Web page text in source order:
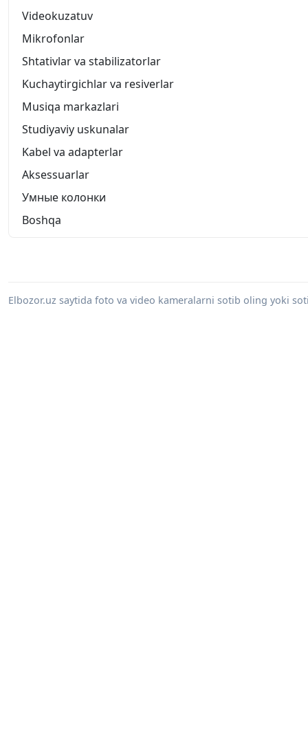
Videokuzatuv
Mikrofonlar
Shtativlar va stabilizatorlar
Kuchaytirgichlar va resiverlar
Musiqa markazlari
Studiyaviy uskunalar
Kabel va adapterlar
Aksessuarlar
Умные колонки
Boshqa
Elbozor.uz saytida foto va video kameralarni sotib oling yoki